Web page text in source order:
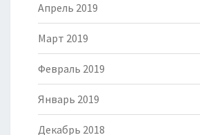
Апрель 2019
Март 2019
Февраль 2019
Январь 2019
Декабрь 2018